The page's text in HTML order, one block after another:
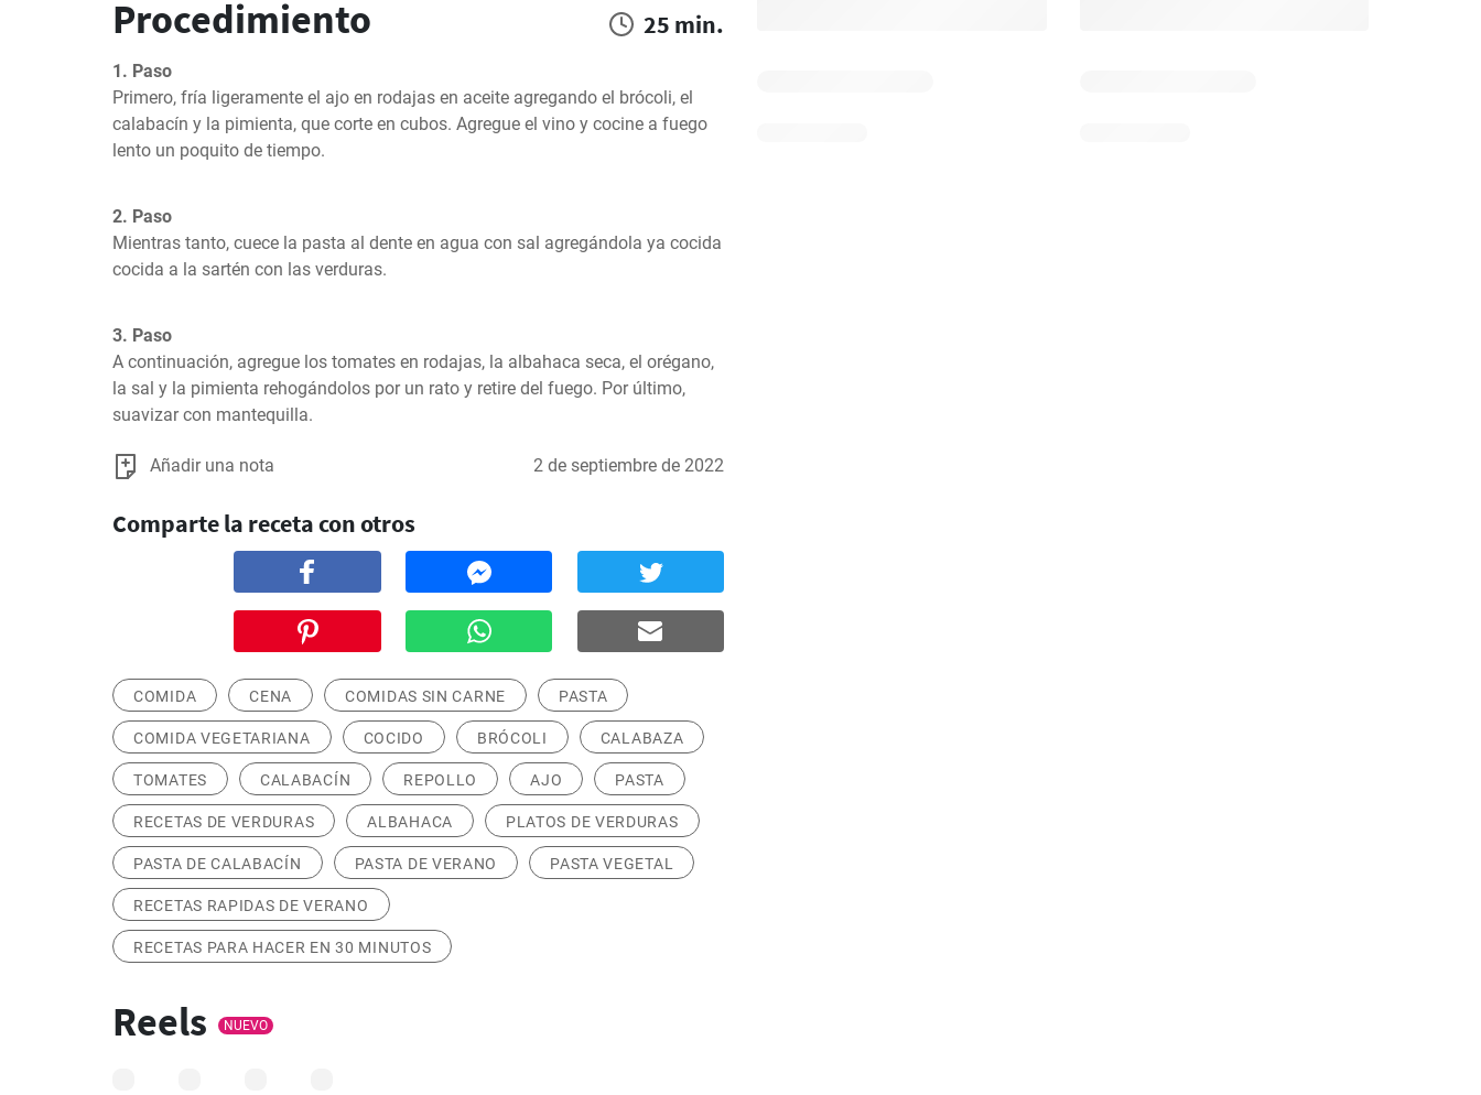
Procedimiento 25 min.
1. Paso
Primero, fría ligeramente el ajo en rodajas en aceite agregando el brócoli, el
calabacín y la pimienta, que corte en cubos. Agregue el vino y cocine a fuego
lento un poquito de tiempo.
2. Paso
Mientras tanto, cuece la pasta al dente en agua con sal agregándola ya cocida
cocida a la sartén con las verduras.
3. Paso
A continuación, agregue los tomates en rodajas, la albahaca seca, el orégano,
la sal y la pimienta rehogándolos por un rato y retire del fuego. Por último,
suavizar con mantequilla.
Añadir una nota 2 de septiembre de 2022
Comparte la receta con otros
COMIDA CENA COMIDAS SIN CARNE PASTA
COMIDA VEGETARIANA COCIDO BRÓCOLI CALABAZA
TOMATES CALABACÍN REPOLLO AJO PASTA
RECETAS DE VERDURAS ALBAHACA PLATOS DE VERDURAS
PASTA DE CALABACÍN PASTA DE VERANO PASTA VEGETAL
RECETAS RAPIDAS DE VERANO
RECETAS PARA HACER EN 30 MINUTOS
Reels NUEVO